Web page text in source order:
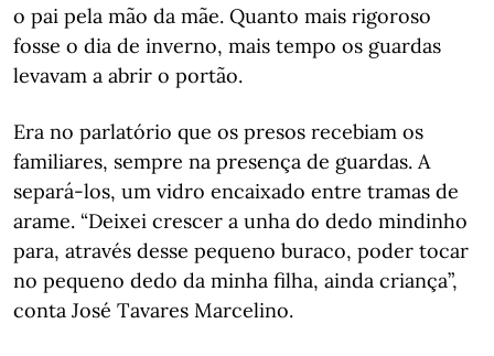
o pai pela mão da mãe. Quanto mais rigoroso
fosse o dia de inverno, mais tempo os guardas
levavam a abrir o portão.
Era no parlatório que os presos recebiam os
familiares, sempre na presença de guardas. A
separá-los, um vidro encaixado entre tramas de
arame. “Deixei crescer a unha do dedo mindinho
para, através desse pequeno buraco, poder tocar
no pequeno dedo da minha filha, ainda criança”,
conta José Tavares Marcelino.